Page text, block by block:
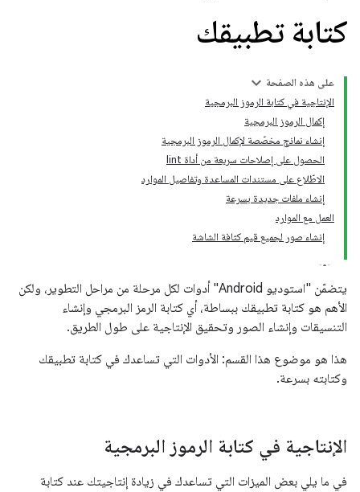
كتابة تطبيقك
على هذه الصفحة
الإنتاجية في كتابة الرموز البرمجية
إكمال الرموز البرمجية
إنشاء نماذج مخصّصة لإكمال الرموز البرمجية
الحصول على إصلاحات سريعة من أداة lint
الاطّلاع على مستندات المساعدة وتفاصيل الموارد
إنشاء ملفات جديدة بسرعة
العمل مع الموارد
إنشاء صور لجميع قيم كثافة الشاشة
يتضمّن "استوديو Android" أدوات لكل مرحلة من مراحل التطوير، ولكن
الأهم هو كتابة تطبيقك ببساطة، أي كتابة الرمز البرمجي وإنشاء
التنسيقات وإنشاء الصور وتحقيق الإنتاجية على طول الطريق.
هذا هو موضوع هذا القسم: الأدوات التي تساعدك في كتابة تطبيقك
وكتابته بسرعة.
الإنتاجية في كتابة الرموز البرمجية
في ما يلي بعض الميزات التي تساعدك في زيادة إنتاجيتك عند كتابة